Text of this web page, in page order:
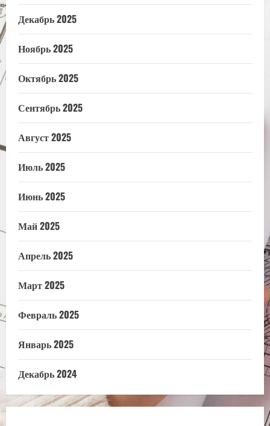
Декабрь 2025
Ноябрь 2025
Октябрь 2025
Сентябрь 2025
Август 2025
Июль 2025
Июнь 2025
Май 2025
Апрель 2025
Март 2025
Февраль 2025
Январь 2025
Декабрь 2024